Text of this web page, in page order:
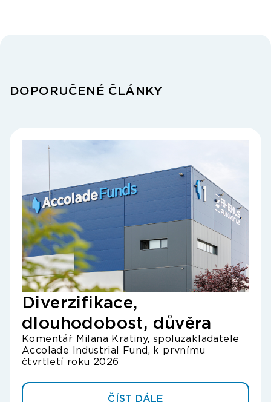
DOPORUČENÉ ČLÁNKY
Diverzifikace,
dlouhodobost, důvěra
Komentář Milana Kratiny, spoluzakladatele
Accolade Industrial Fund, k prvnímu
čtvrtletí roku 2026
ČÍST DÁLE